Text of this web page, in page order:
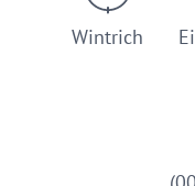
Wintrich